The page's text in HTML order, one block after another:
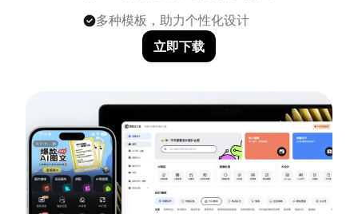
多种模板，助力个性化设计
立即下载